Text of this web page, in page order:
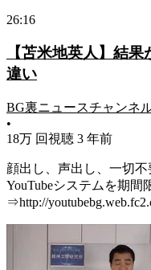
26:16
【苫米地英人】結
違い
BG裏ニュースチャンネ
•
18万 回視聴 3 年前
顔出し、声出し、一切
YouTubeシステムを期間
⇒http://